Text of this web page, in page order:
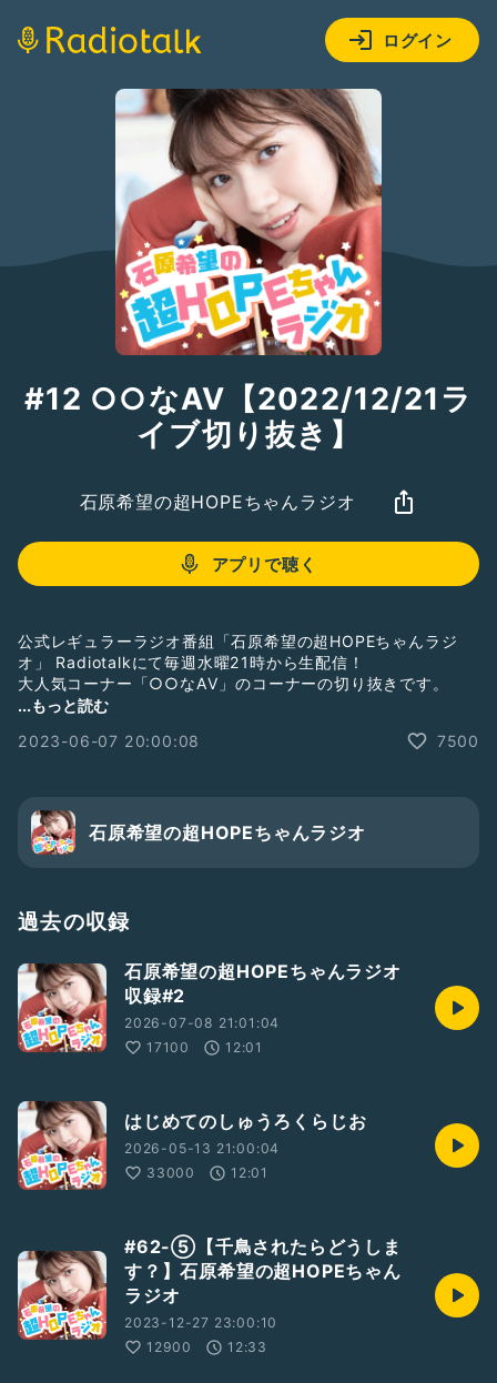
ログイン
#12 ○○なAV【2022/12/21ラ
イブ切り抜き】
石原希望の超HOPEちゃんラジオ
アプリで聴く
公式レギュラーラジオ番組「石原希望の超HOPEちゃんラジ
オ」 Radiotalkにて毎週水曜21時から生配信！
大人気コーナー「○○なAV」のコーナーの切り抜きです。
ふつおたやコーナーメールは随時絶賛募集中！
https://radiotalk.jp/profile/677470/questions/create
...もっと読む
2023-06-07 20:00:08
7500
石原希望の超HOPEちゃんラジオ
過去の収録
石原希望の超HOPEちゃんラジオ
収録#2
2026-07-08 21:01:04
17100
12:01
はじめてのしゅうろくらじお
2026-05-13 21:00:04
33000
12:01
#62-⑤【千鳥されたらどうしま
す？】石原希望の超HOPEちゃん
ラジオ
2023-12-27 23:00:10
12900
12:33